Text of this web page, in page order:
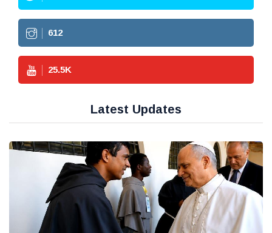
612
25.5K
Latest Updates